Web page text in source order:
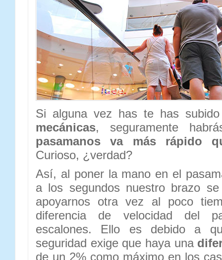
Si alguna vez has te has
mecánicas, seguramente
pasamanos va más rápido
Curioso, ¿verdad?
Así, al poner la mano en el
a los segundos nuestro brazo
apoyarnos otra vez al poco
diferencia de velocidad del
escalones. Ello es debido a
seguridad exige que haya una
de un 2% como máximo en los